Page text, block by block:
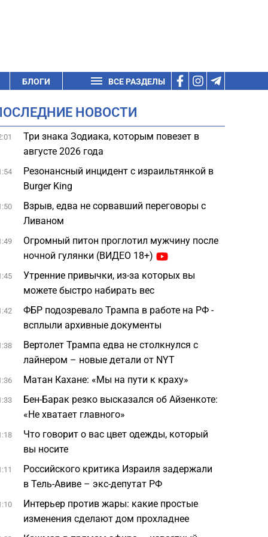
БЛОГИ ВСЕ РАЗДЕЛЫ
НОВОСТИ
Три знака Зодиака, которым повезет в
августе 2026 года
Резонансный инцидент с израильтянкой в
Burger King
Взрыв, едва не сорвавший переговоры с
Ливаном
Огромный питон проглотил мужчину после
ночной гулянки (ВИДЕО 18+)
Утренние привычки, из-за которых вы
можете быстро набирать вес
ФБР подозревало Трампа в работе на РФ -
всплыли архивные документы
Вертолет Трампа едва не столкнулся с
лайнером – новые детали от NYT
Матан Кахане: «Мы на пути к краху»
Бен-Барак резко высказался об Айзенкоте:
«Не хватает главного»
Что говорит о вас цвет одежды, который
вы носите
Российского критика Израиля задержали
в Тель-Авиве – экс-депутат РФ
Интерьер против жары: какие простые
изменения сделают дом прохладнее